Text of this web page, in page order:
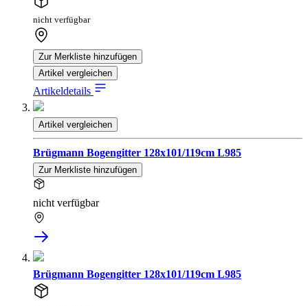
nicht verfügbar
Zur Merkliste hinzufügen
Artikel vergleichen
Artikeldetails
Artikel vergleichen
Brügmann Bogengitter 128x101/119cm L985
Zur Merkliste hinzufügen
nicht verfügbar
Brügmann Bogengitter 128x101/119cm L985